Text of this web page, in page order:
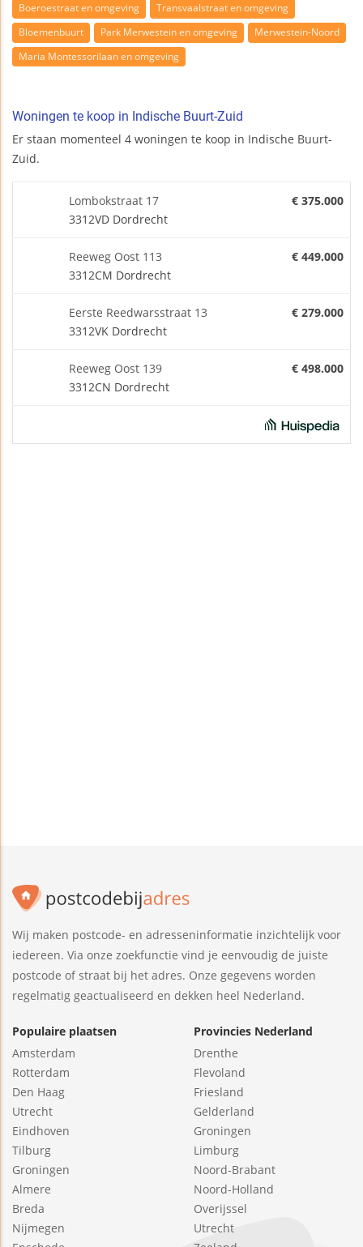
Boeroestraat en omgeving
Transvaalstraat en omgeving
Bloemenbuurt
Park Merwestein en omgeving
Merwestein-Noord
Maria Montessorilaan en omgeving
Woningen te koop in Indische Buurt-Zuid
Er staan momenteel 4 woningen te koop in Indische Buurt-
Zuid.
Lombokstraat 17
3312VD Dordrecht
€ 375.000
Reeweg Oost 113
3312CM Dordrecht
€ 449.000
Eerste Reedwarsstraat 13
3312VK Dordrecht
€ 279.000
Reeweg Oost 139
3312CN Dordrecht
€ 498.000
Wij maken postcode- en adresseninformatie inzichtelijk voor
iedereen. Via onze zoekfunctie vind je eenvoudig de juiste
postcode of straat bij het adres. Onze gegevens worden
regelmatig geactualiseerd en dekken heel Nederland.
Populaire plaatsen
Amsterdam
Rotterdam
Den Haag
Utrecht
Eindhoven
Tilburg
Groningen
Almere
Breda
Nijmegen
Provincies Nederland
Drenthe
Flevoland
Friesland
Gelderland
Groningen
Limburg
Noord-Brabant
Noord-Holland
Overijssel
Utrecht